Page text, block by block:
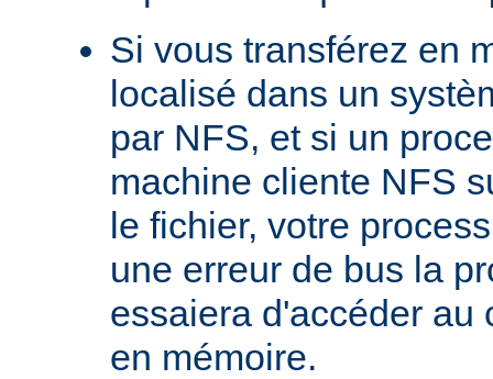
Si vous transférez en
localisé dans un
par NFS, et si un
machine cliente NFS
le fichier, votre
une erreur de bus la
essaiera d'accéder au
en mémoire.